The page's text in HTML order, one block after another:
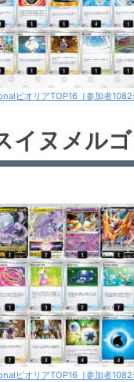
ピオリアTOP16［参加者1082
イヌメル
ピオリアTOP16［参加者1082